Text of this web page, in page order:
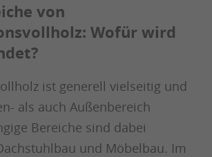
von
Wofür wird
ist generell vielseitig und
als auch Außenbereich
Bereiche sind dabei
und Möbelbau. Im